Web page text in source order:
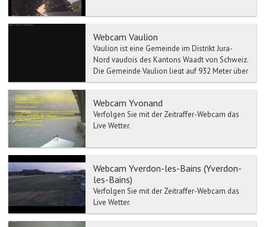
Webcam Vaulion
Vaulion ist eine Gemeinde im Distrikt Jura-
Nord vaudois des Kantons Waadt von Schweiz.
Die Gemeinde Vaulion liegt auf 932 Meter über
Meer, 12 Km we...
Webcam Yvonand
Verfolgen Sie mit der Zeitraffer-Webcam das
Live Wetter.
Webcam Yverdon-les-Bains (Yverdon-
les-Bains)
Verfolgen Sie mit der Zeitraffer-Webcam das
Live Wetter.